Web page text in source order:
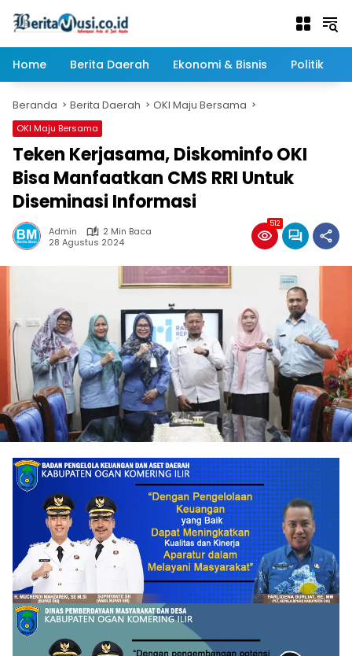
Home
Berita Daerah Ekonomi & Bisnis Politik
Beranda Berita Daerah OKI Maju Bersama
OKI Maju Bersama
Teken Kerjasama, Diskominfo OKI
Bisa Manfaatkan CMS RRI Untuk
Diseminasi Informasi
Admin
2 Min Baca
28 Agustus 2024
512